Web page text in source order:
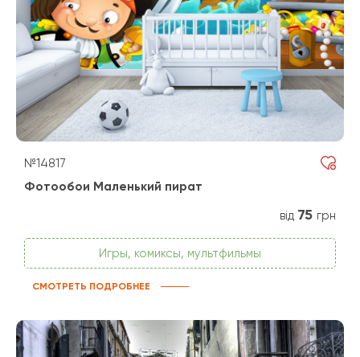
№14817
Фотообои Маленький пират
від 75 грн
Игры, комиксы, мультфильмы
СМОТРЕТЬ ПОДРОБНЕЕ